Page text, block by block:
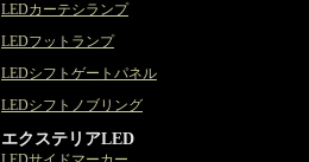
LEDカーテシランプ
LEDフットランプ
LEDシフトゲートパネル
LEDシフトノブリング
エクステリアLED